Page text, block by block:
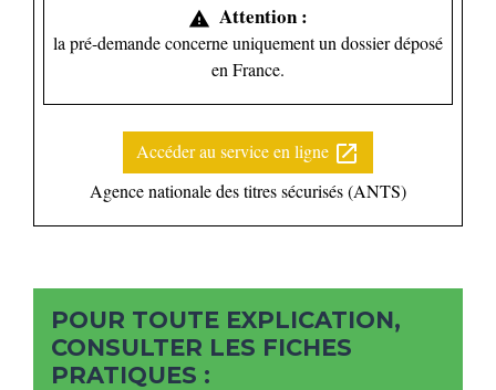
warning Attention :
la pré-demande concerne uniquement un dossier déposé
en France.
Accéder au service en ligne open_in_new
Agence nationale des titres sécurisés (ANTS)
POUR TOUTE EXPLICATION,
CONSULTER LES FICHES
PRATIQUES :